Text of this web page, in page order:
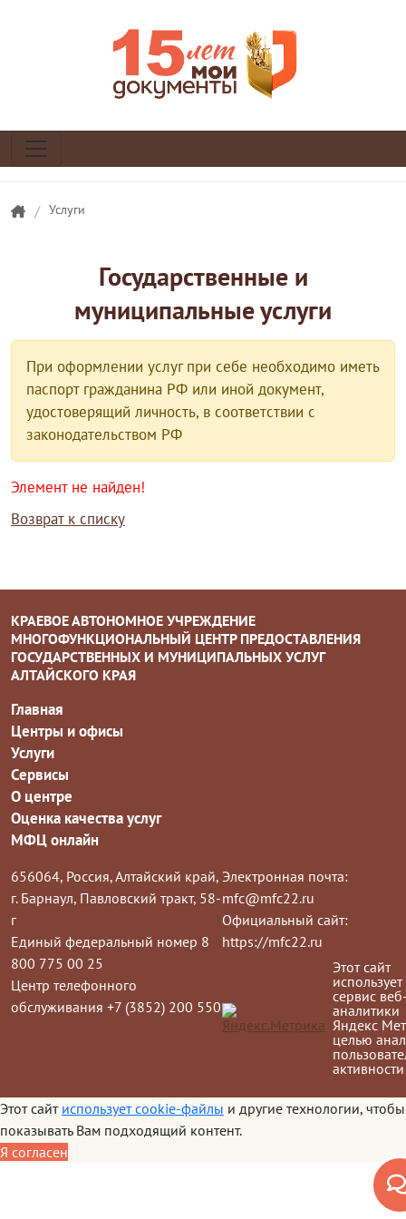
/ Услуги
Государственные и
муниципальные услуги
При оформлении услуг при себе необходимо иметь
паспорт гражданина РФ или иной документ,
удостоверящий личность, в соответствии с
законодательством РФ
Элемент не найден!
Возврат к списку
КРАЕВОЕ АВТОНОМНОЕ УЧРЕЖДЕНИЕ
МНОГОФУНКЦИОНАЛЬНЫЙ ЦЕНТР ПРЕДОСТАВЛЕНИЯ
ГОСУДАРСТВЕННЫХ И МУНИЦИПАЛЬНЫХ УСЛУГ
АЛТАЙСКОГО КРАЯ
Главная
Центры и офисы
Услуги
Сервисы
О центре
Оценка качества услуг
МФЦ онлайн
656064, Россия, Алтайский край,
г. Барнаул, Павловский тракт, 58-
г
Единый федеральный номер 8
800 775 00 25
Центр телефонного
обслуживания +7 (3852) 200 550
Электронная почта:
mfc@mfc22.ru
Официальный сайт:
https://mfc22.ru
Этот сайт
использует
сервис
аналитики
Яндекс
целью
активности
Этот сайт использует cookie-файлы и другие технологии, чтобы
показывать Вам подходящий контент.
Я согласен